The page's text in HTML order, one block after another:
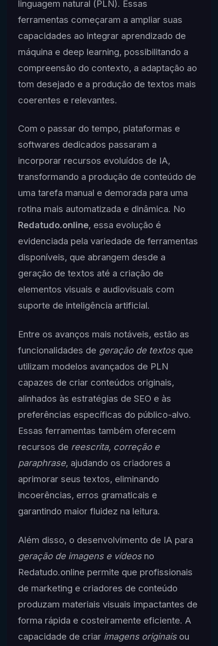
linguagem natural (PLN). Essas
ferramentas começaram a ampliar suas
capacidades ao integrar aprendizado de
máquina e deep learning, possibilitando a
compreensão do contexto, a adaptação ao
tom desejado e a produção de textos mais
coerentes e relevantes.
Com o passar do tempo, plataformas e
softwares dedicados passaram a
incorporar recursos evoluídos de IA,
transformando a produção de conteúdo de
uma tarefa manual e demorada para uma
rotina mais automatizada e dinâmica. No
Redatudo.online, essa evolução é
evidenciada pela variedade de ferramentas
disponíveis, que abrangem desde a
geração de textos até a criação de
elementos visuais e audiovisuais com
suporte de inteligência artificial.
Entre os avanços mais notáveis, estão as
funcionalidades de geração de textosque
utilizam modelos avançados de PLN
capazes de criar conteúdos originais,
alinhados às estratégias de SEO e às
preferências específicas do público-alvo.
Essas ferramentas também oferecem
recursos de reescrita, correção e
paraphrase, ajudando os criadores a
aprimorar seus textos, eliminando
incoerências, erros gramaticais e
garantindo maior fluidez na leitura.
Além disso, o desenvolvimento de IA para
geração de imagens e vídeosno
Redatudo.online permite que profissionais
de marketing e criadores de conteúdo
produzam materiais visuais impactantes de
forma rápida e costeiramente eficiente. A
capacidade de criar imagens originaisou